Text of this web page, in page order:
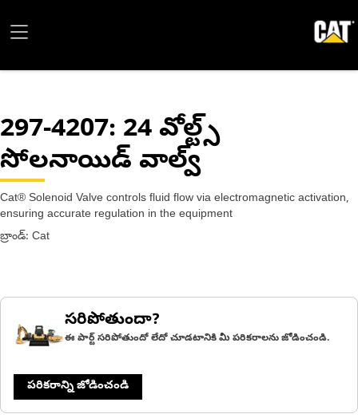
297-4207: 24 వోల్ట్స్
సోలనాయిడ్ వాల్వ్
Cat® Solenoid Valve controls fluid flow via electromagnetic activation,
ensuring accurate regulation in the equipment
బ్రాండ్: Cat
సరిపోతుందా?
ఈ పార్ట్ సరిపోతుందో లేదో చూడటానికి మీ పరికరాలను జోడించండి.
పరికరాన్ని జోడించండి